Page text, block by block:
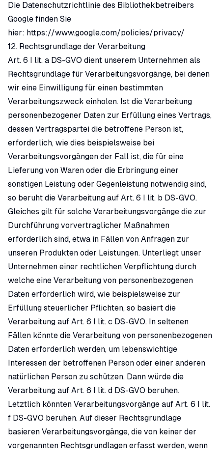
Die Datenschutzrichtlinie des Bibliothekbetreibers
Google finden Sie
hier: https://www.google.com/policies/privacy/
12. Rechtsgrundlage der Verarbeitung
Art. 6 I lit. a DS-GVO dient unserem Unternehmen als
Rechtsgrundlage für Verarbeitungsvorgänge, bei denen
wir eine Einwilligung für einen bestimmten
Verarbeitungszweck einholen. Ist die Verarbeitung
personenbezogener Daten zur Erfüllung eines Vertrags,
dessen Vertragspartei die betroffene Person ist,
erforderlich, wie dies beispielsweise bei
Verarbeitungsvorgängen der Fall ist, die für eine
Lieferung von Waren oder die Erbringung einer
sonstigen Leistung oder Gegenleistung notwendig sind,
so beruht die Verarbeitung auf Art. 6 I lit. b DS-GVO.
Gleiches gilt für solche Verarbeitungsvorgänge die zur
Durchführung vorvertraglicher Maßnahmen
erforderlich sind, etwa in Fällen von Anfragen zur
unseren Produkten oder Leistungen. Unterliegt unser
Unternehmen einer rechtlichen Verpflichtung durch
welche eine Verarbeitung von personenbezogenen
Daten erforderlich wird, wie beispielsweise zur
Erfüllung steuerlicher Pflichten, so basiert die
Verarbeitung auf Art. 6 I lit. c DS-GVO. In seltenen
Fällen könnte die Verarbeitung von personenbezogenen
Daten erforderlich werden, um lebenswichtige
Interessen der betroffenen Person oder einer anderen
natürlichen Person zu schützen. Dann würde die
Verarbeitung auf Art. 6 I lit. d DS-GVO beruhen.
Letztlich könnten Verarbeitungsvorgänge auf Art. 6 I lit.
f DS-GVO beruhen. Auf dieser Rechtsgrundlage
basieren Verarbeitungsvorgänge, die von keiner der
vorgenannten Rechtsgrundlagen erfasst werden, wenn